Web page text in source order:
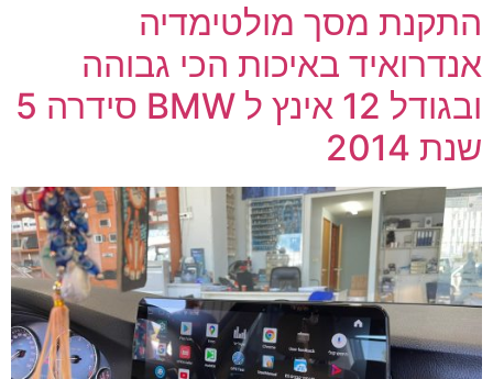
התקנת מסך מולטימדיה
אנדרואיד באיכות הכי גבוהה
ובגודל 12 אינץ ל BMW סידרה 5
שנת 2014